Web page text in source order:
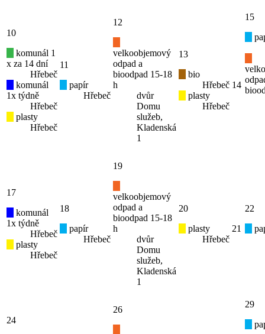
10
komunál 1
x za 14 dní
Hřebeč
komunál
1x týdně
Hřebeč
plasty
Hřebeč
11
papír
Hřebeč
12
velkoobjemový
odpad a
bioodpad 15-18
h
dvůr
Domu
služeb,
Kladenská
1
13
bio
Hřebeč
plasty
Hřebeč
14
15
17
komunál
1x týdně
Hřebeč
plasty
Hřebeč
18
papír
Hřebeč
19
velkoobjemový
odpad a
bioodpad 15-18
h
dvůr
Domu
služeb,
Kladenská
1
20
plasty
Hřebeč
21
22
24
26
29